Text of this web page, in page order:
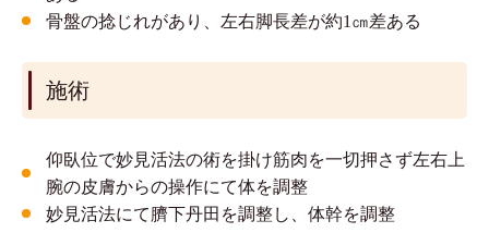
骨盤の捻じれがあり、左右脚長差が約1㎝差ある
施術
仰臥位で妙見活法の術を掛け筋肉を一切押さず左右上
腕の皮膚からの操作にて体を調整
妙見活法にて臍下丹田を調整し、体幹を調整